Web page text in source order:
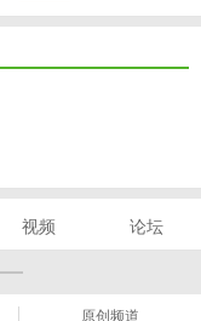
视频 论坛
原创频道